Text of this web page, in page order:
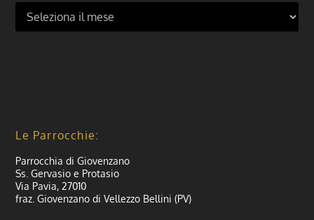
Le Parrocchie:
Parrocchia di Giovenzano
Ss. Gervasio e Protasio
Via Pavia, 27010
fraz. Giovenzano di Vellezzo Bellini (PV)